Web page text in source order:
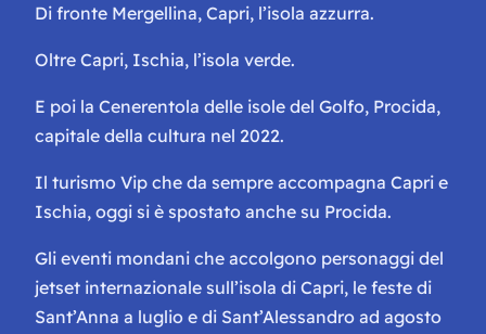
Di fronte Mergellina, Capri, l’isola azzurra.
Oltre Capri, Ischia, l’isola verde.
E poi la Cenerentola delle isole del Golfo, Procida,
capitale della cultura nel 2022.
Il turismo Vip che da sempre accompagna Capri e
Ischia, oggi si è spostato anche su Procida.
Gli eventi mondani che accolgono personaggi del
jetset internazionale sull’isola di Capri, le feste di
Sant’Anna a luglio e di Sant’Alessandro ad agosto